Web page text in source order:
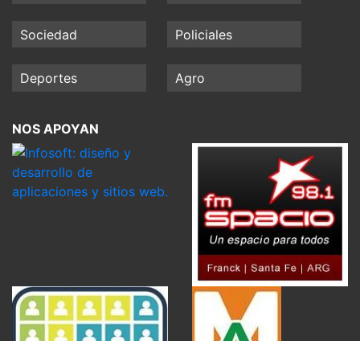
Sociedad Policiales
Deportes Agro
NOS APOYAN